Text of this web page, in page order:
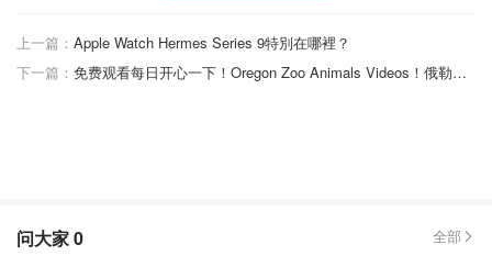
上一篇： Apple Watch Hermes Series 9特別在哪裡？
下一篇：
免费观看每日开心一下！Oregon Zoo Animals Videos！俄勒冈动物园动物们有趣时刻！
问大家0 全部